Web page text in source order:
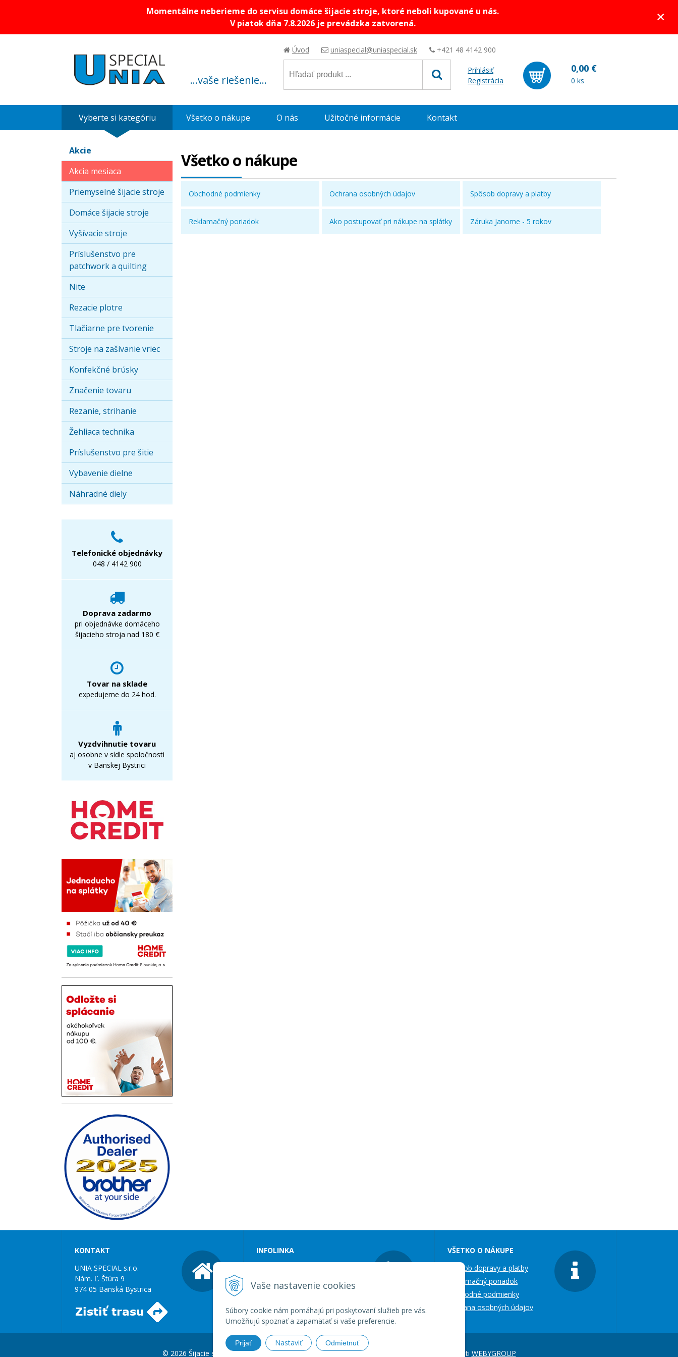
Vaše nastavenie cookies
Súbory cookie nám pomáhajú pri poskytovaní služieb pre vás.
Umožňujú spoznať a zapamätať si vaše preferencie.
Prijať Nastaviť Odmietnuť
Momentálne neberieme do servisu domáce šijacie stroje, ktoré neboli kupované u nás.
V piatok dňa 7.8.2026 je prevádzka zatvorená.
×
...vaše riešenie...
Úvod uniaspecial@uniaspecial.sk +421 48 4142 900
Prihlásiť
Registrácia
0,00 €
0 ks
Všetko o nákupe
Obchodné podmienky Ochrana osobných údajov Spôsob dopravy a platby
Reklamačný poriadok Ako postupovať pri nákupe na splátky Záruka Janome - 5 rokov
Akcie
Akcia mesiaca
Priemyselné šijacie stroje
Domáce šijacie stroje
Vyšívacie stroje
Príslušenstvo pre
patchwork a quilting
Nite
Rezacie plotre
Tlačiarne pre tvorenie
Stroje na zašívanie vriec
Konfekčné brúsky
Značenie tovaru
Rezanie, strihanie
Žehliaca technika
Príslušenstvo pre šitie
Vybavenie dielne
Náhradné diely
Telefonické objednávky
048 / 4142 900
Doprava zadarmo
pri objednávke domáceho
šijacieho stroja nad 180 €
Tovar na sklade
expedujeme do 24 hod.
Vyzdvihnutie tovaru
aj osobne v sídle spoločnosti
v Banskej Bystrici
Vyberte si kategóriu Všetko o nákupe O nás Užitočné informácie Kontakt
KONTAKT
UNIA SPECIAL s.r.o.
Nám. Ľ. Štúra 9
974 05 Banská Bystrica
INFOLINKA
uniaspecial@uniaspecial.sk
VŠETKO O NÁKUPE
Spôsob dopravy a platby
Reklamačný poriadok
Obchodné podmienky
Ochrana osobných údajov
© 2026 Šijacie stroje - uniaspecial.sk •tvorba eshopu cez UNIobchod spoločnosti WEBYGROUP